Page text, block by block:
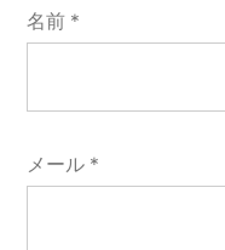
名前 *
メール *